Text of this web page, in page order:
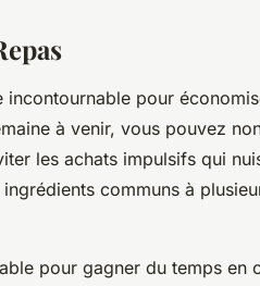
incontournable pour
à venir, vous pouvez
les achats impulsifs qui
communs à
pour gagner du temps en